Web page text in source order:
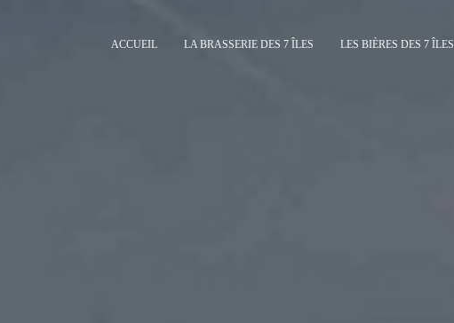
ACCUEIL LA BRASSERIE DES 7 ÎLES LES BIÈRES DES 7 ÎLES